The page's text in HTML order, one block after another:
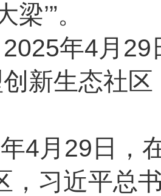
’”。
4月29日，
，习近平总